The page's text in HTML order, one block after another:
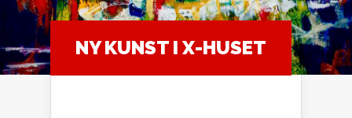
NY KUNST I X-HUSET